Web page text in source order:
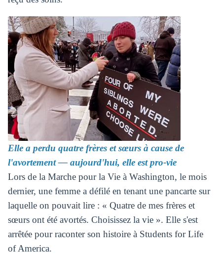
Elle a perdu quatre frères et sœurs à cause de
l'avortement — aujourd'hui, elle est pro-vie
Lors de la Marche pour la Vie à Washington, le mois
dernier, une femme a défilé en tenant une pancarte sur
laquelle on pouvait lire : « Quatre de mes frères et
sœurs ont été avortés. Choisissez la vie ». Elle s'est
arrêtée pour raconter son histoire à Students for Life
of America.